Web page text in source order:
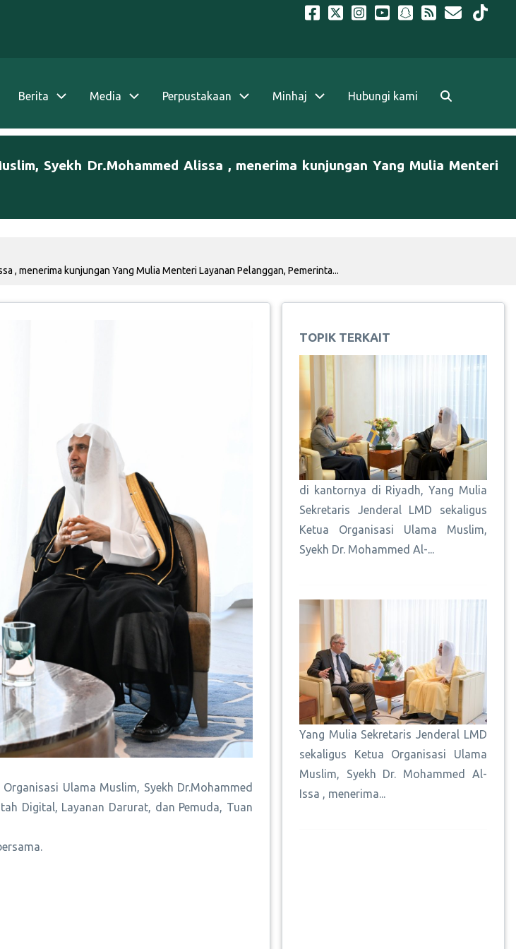
Berita Media Perpustakaan Minhaj Hubungi kami
Syekh Dr.Mohammed Alissa , menerima kunjungan Yang Mulia Menteri
, menerima kunjungan Yang Mulia Menteri Layanan Pelanggan, Pemerinta...
Ulama Muslim, Syekh Dr.Mohammed
Digital, Layanan Darurat, dan Pemuda, Tuan
TOPIK TERKAIT
di kantornya di Riyadh, Yang Mulia
Sekretaris Jenderal LMD sekaligus
Ketua Organisasi Ulama Muslim,
Syekh Dr. Mohammed Al-...
Yang Mulia Sekretaris Jenderal LMD
sekaligus Ketua Organisasi Ulama
Muslim, Syekh Dr. Mohammed Al-
Issa , menerima...